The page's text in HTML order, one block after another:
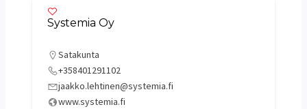
Systemia Oy
Satakunta
+358401291102
jaakko.lehtinen@systemia.fi
www.systemia.fi